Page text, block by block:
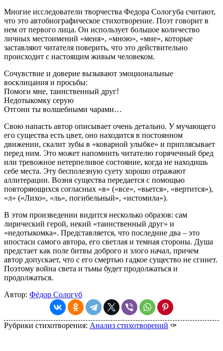
Многие исследователи творчества Федора Сологуба считают,
что это автобиографическое стихотворение. Поэт говорит в
нем от первого лица. Он использует большое количество
личных местоимений «меня», «мною», «мне», которые
заставляют читателя поверить, что это действительно
происходит с настоящим живым человеком.
Сочувствие и доверие вызывают эмоциональные
восклицания и просьбы:
Помоги мне, таинственный друг!
Недотыкомку серую
Отгони ты волшебными чарами…
Свою напасть автор описывает очень детально. У мучающего
его существа есть цвет, оно находится в постоянном
движении, скалит зубы в «коварной улыбке» и приплясывает
перед ним. Это может напомнить читателю горячечный бред
или тревожное нетерпеливое состояние, когда не находишь
себе места. Эту бесполезную суету хорошо отражают
аллитерации. Возня существа передается с помощью
повторяющихся согласных «в» («все», «вьется», «вертится»),
«л» («Лихо», «ль», погибельный», «истомила»).
В этом произведении видится несколько образов: сам
лирический герой, некий «таинственный друг» и
«недотыкомка». Представляется, что последние два – это
ипостаси самого автора, его светлая и темная стороны. Душа
предстает как поле битвы доброго и злого начал, причем
автор допускает, что с его смертью гадкое существо не сгинет.
Поэтому война света и тьмы будет продолжаться и
продолжаться.
Автор: Фёдор Сологуб
Рубрики стихотворения: Анализ стихотворений ✑